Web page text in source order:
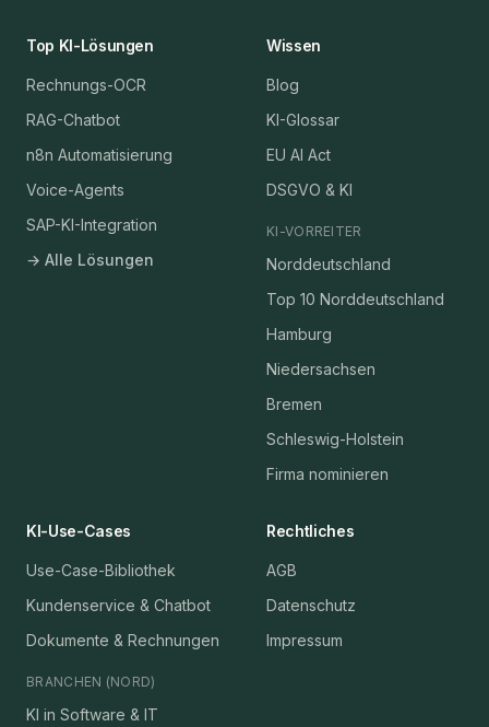
Top KI-Lösungen
Rechnungs-OCR
RAG-Chatbot
n8n Automatisierung
Voice-Agents
SAP-KI-Integration
→ Alle Lösungen
Wissen
Blog
KI-Glossar
EU AI Act
DSGVO & KI
KI-VORREITER
Norddeutschland
Top 10 Norddeutschland
Hamburg
Niedersachsen
Bremen
Schleswig-Holstein
Firma nominieren
KI-Use-Cases
Use-Case-Bibliothek
Kundenservice & Chatbot
Dokumente & Rechnungen
BRANCHEN (NORD)
KI in Software & IT
Rechtliches
AGB
Datenschutz
Impressum